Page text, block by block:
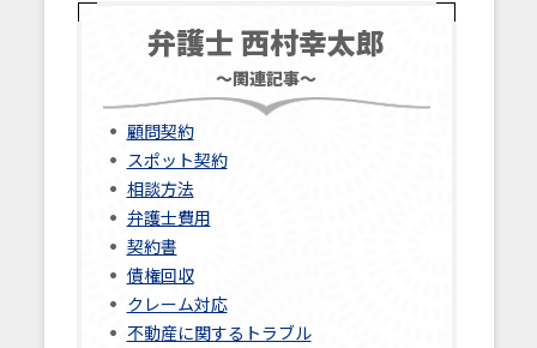
弁護士 西村幸太郎
～関連記事～
顧問契約
スポット契約
相談方法
弁護士費用
契約書
債権回収
クレーム対応
不動産に関するトラブル